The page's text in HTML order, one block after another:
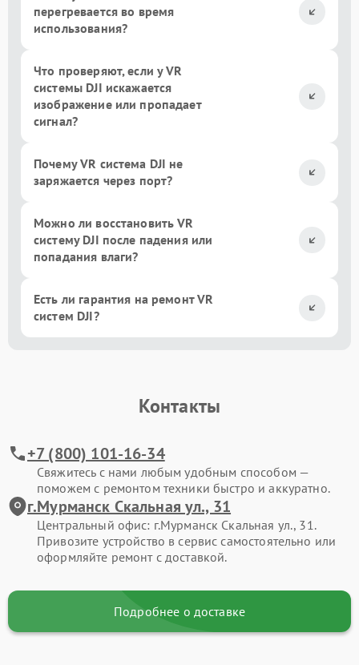
перегревается во время
использования?
Что проверяют, если у VR
системы DJI искажается
изображение или пропадает
сигнал?
Почему VR система DJI не
заряжается через порт?
Можно ли восстановить VR
систему DJI после падения или
попадания влаги?
Есть ли гарантия на ремонт VR
систем DJI?
Контакты
+7 (800) 101-16-34
Свяжитесь с нами любым удобным способом —
поможем с ремонтом техники быстро и аккуратно.
г.Мурманск Скальная ул., 31
Центральный офис: г.Мурманск Скальная ул., 31.
Привозите устройство в сервис самостоятельно или
оформляйте ремонт с доставкой.
Подробнее о доставке